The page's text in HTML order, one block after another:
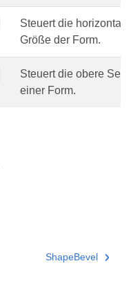
Steuert die horizontale
Größe der Form.
Steuert die obere
einer Form.
ShapeBevel